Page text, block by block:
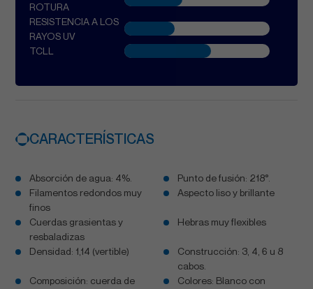
ROTURA
RESISTENCIA A LOS
RAYOS UV
TCLL
CARACTERÍSTICAS
Absorción de agua: 4%.
Punto de fusión: 218°.
Filamentos redondos muy
finos
Aspecto liso y brillante
Cuerdas grasientas y
resbaladizas
Hebras muy flexibles
Densidad: 1,14 (vertible)
Construcción: 3, 4, 6 u 8
cabos.
Composición: cuerda de
Colores: Blanco con